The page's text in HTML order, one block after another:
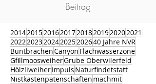
Beitrag
20142015201620172018201920202021
2022202320242025202640 Jahre NVR
BuntbrachenCanyon Flachwasserzone
GfillmoosweiherGrube Oberwilerfeld
HölzliweiherImpuls Naturfindetstatt
Nistkastenpatenschaften machmit